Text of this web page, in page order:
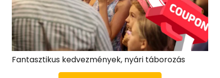
Fantasztikus kedvezmények, nyári táborozás